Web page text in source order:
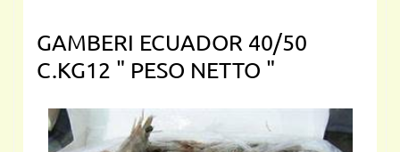
GAMBERI ECUADOR 40/50
C.KG12 " PESO NETTO "